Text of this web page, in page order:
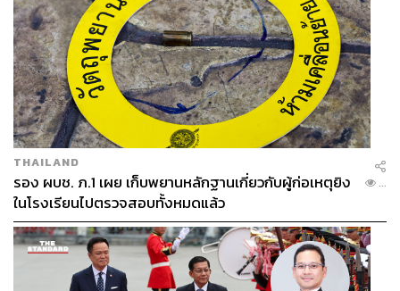
THAILAND
รอง ผบช. ภ.1 เผย เก็บพยานหลักฐานเกี่ยวกับผู้ก่อเหตุยิง
ในโรงเรียนไปตรวจสอบทั้งหมดแล้ว
...